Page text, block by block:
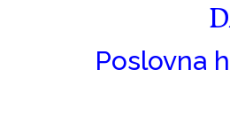
Poslovna